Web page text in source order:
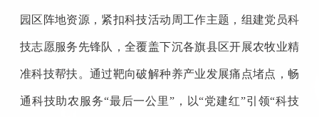
园区阵地资源，紧扣科技活动周工作主题，组建党员科
技志愿服务先锋队，全覆盖下沉各旗县区开展农牧业精
准科技帮扶。通过靶向破解种养产业发展痛点堵点，畅
通科技助农服务“最后一公里”，以“党建红”引领“科技